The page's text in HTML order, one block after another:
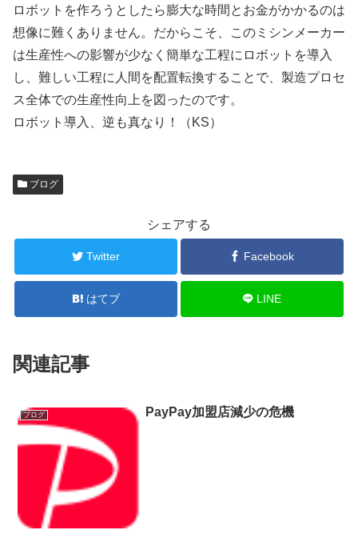
ロボットを作ろうとしたら膨大な時間とお金がかかるのは
想像に難くありません。だからこそ、このミシンメーカー
は生産性への影響が少なく簡単な工程にロボットを導入
し、難しい工程に人間を配置転換することで、製造プロセ
ス全体での生産性向上を図ったのです。
ロボット導入、逆も真なり！（KS）
ブログ
シェアする
Twitter Facebook
はてブ LINE
関連記事
ブログ PayPay加盟店減少の危機